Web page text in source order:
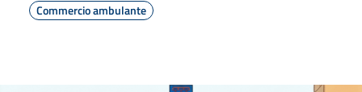
Commercio ambulante